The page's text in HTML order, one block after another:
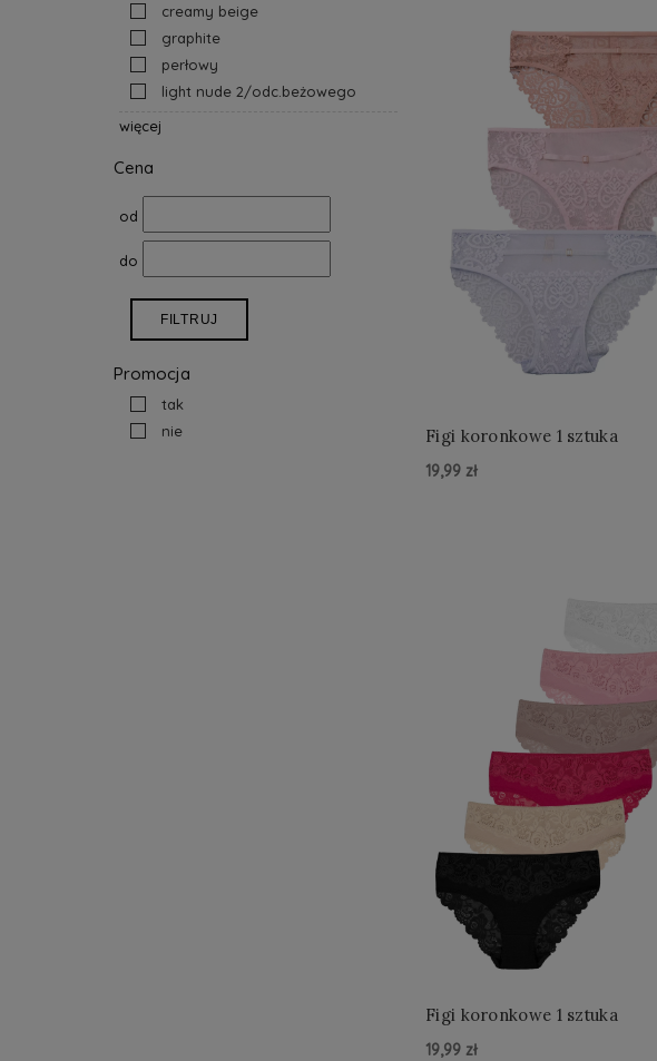
creamy beige
graphite
perłowy
light nude 2/odc.beżowego
więcej
Cena
od
do
FILTRUJ
Promocja
tak
nie
Figi koronkowe 1 sztuka
19,99 zł
Figi koronkowe 1 sztuka
19,99 zł